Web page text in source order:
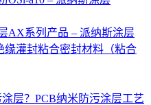
AX系列产品 – 派纳斯涂层
缘灌封粘合密封材料（粘合
层？PCB纳米防污涂层工艺